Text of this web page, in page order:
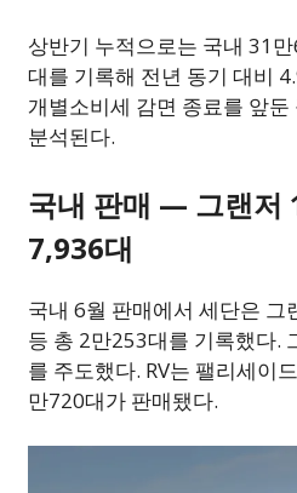
상반기 누적으로는 국내 31
대를 기록해 전년 동기 대비
개별소비세 감면 종료를 앞
분석된다.
국내 판매 — 그랜저
7,936대
국내 6월 판매에서 세단은
등 총 2만253대를 기록했다.
를 주도했다. RV는 팰리세이
만720대가 판매됐다.